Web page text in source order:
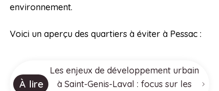
environnement.
Voici un aperçu des quartiers à éviter à Pessac :
À lire
Les enjeux de développement urbain
à Saint-Genis-Laval : focus sur les